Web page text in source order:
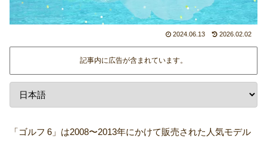
2024.06.13 2026.02.02
記事内に広告が含まれています。
「ゴルフ 6」は2008〜2013年にかけて販売された人気モデル